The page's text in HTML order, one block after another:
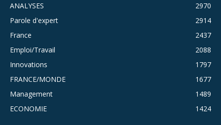
ANALYSES
2970
Parole d'expert
2914
France
2437
Emploi/Travail
2088
Innovations
1797
FRANCE/MONDE
1677
Management
1489
ECONOMIE
1424